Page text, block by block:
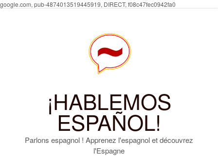
google.com, pub-4874013519445919, DIRECT, f08c47fec0942fa0
¡HABLEMOS
ESPAÑOL!
Parlons espagnol ! Apprenez l'espagnol et découvrez
l'Espagne